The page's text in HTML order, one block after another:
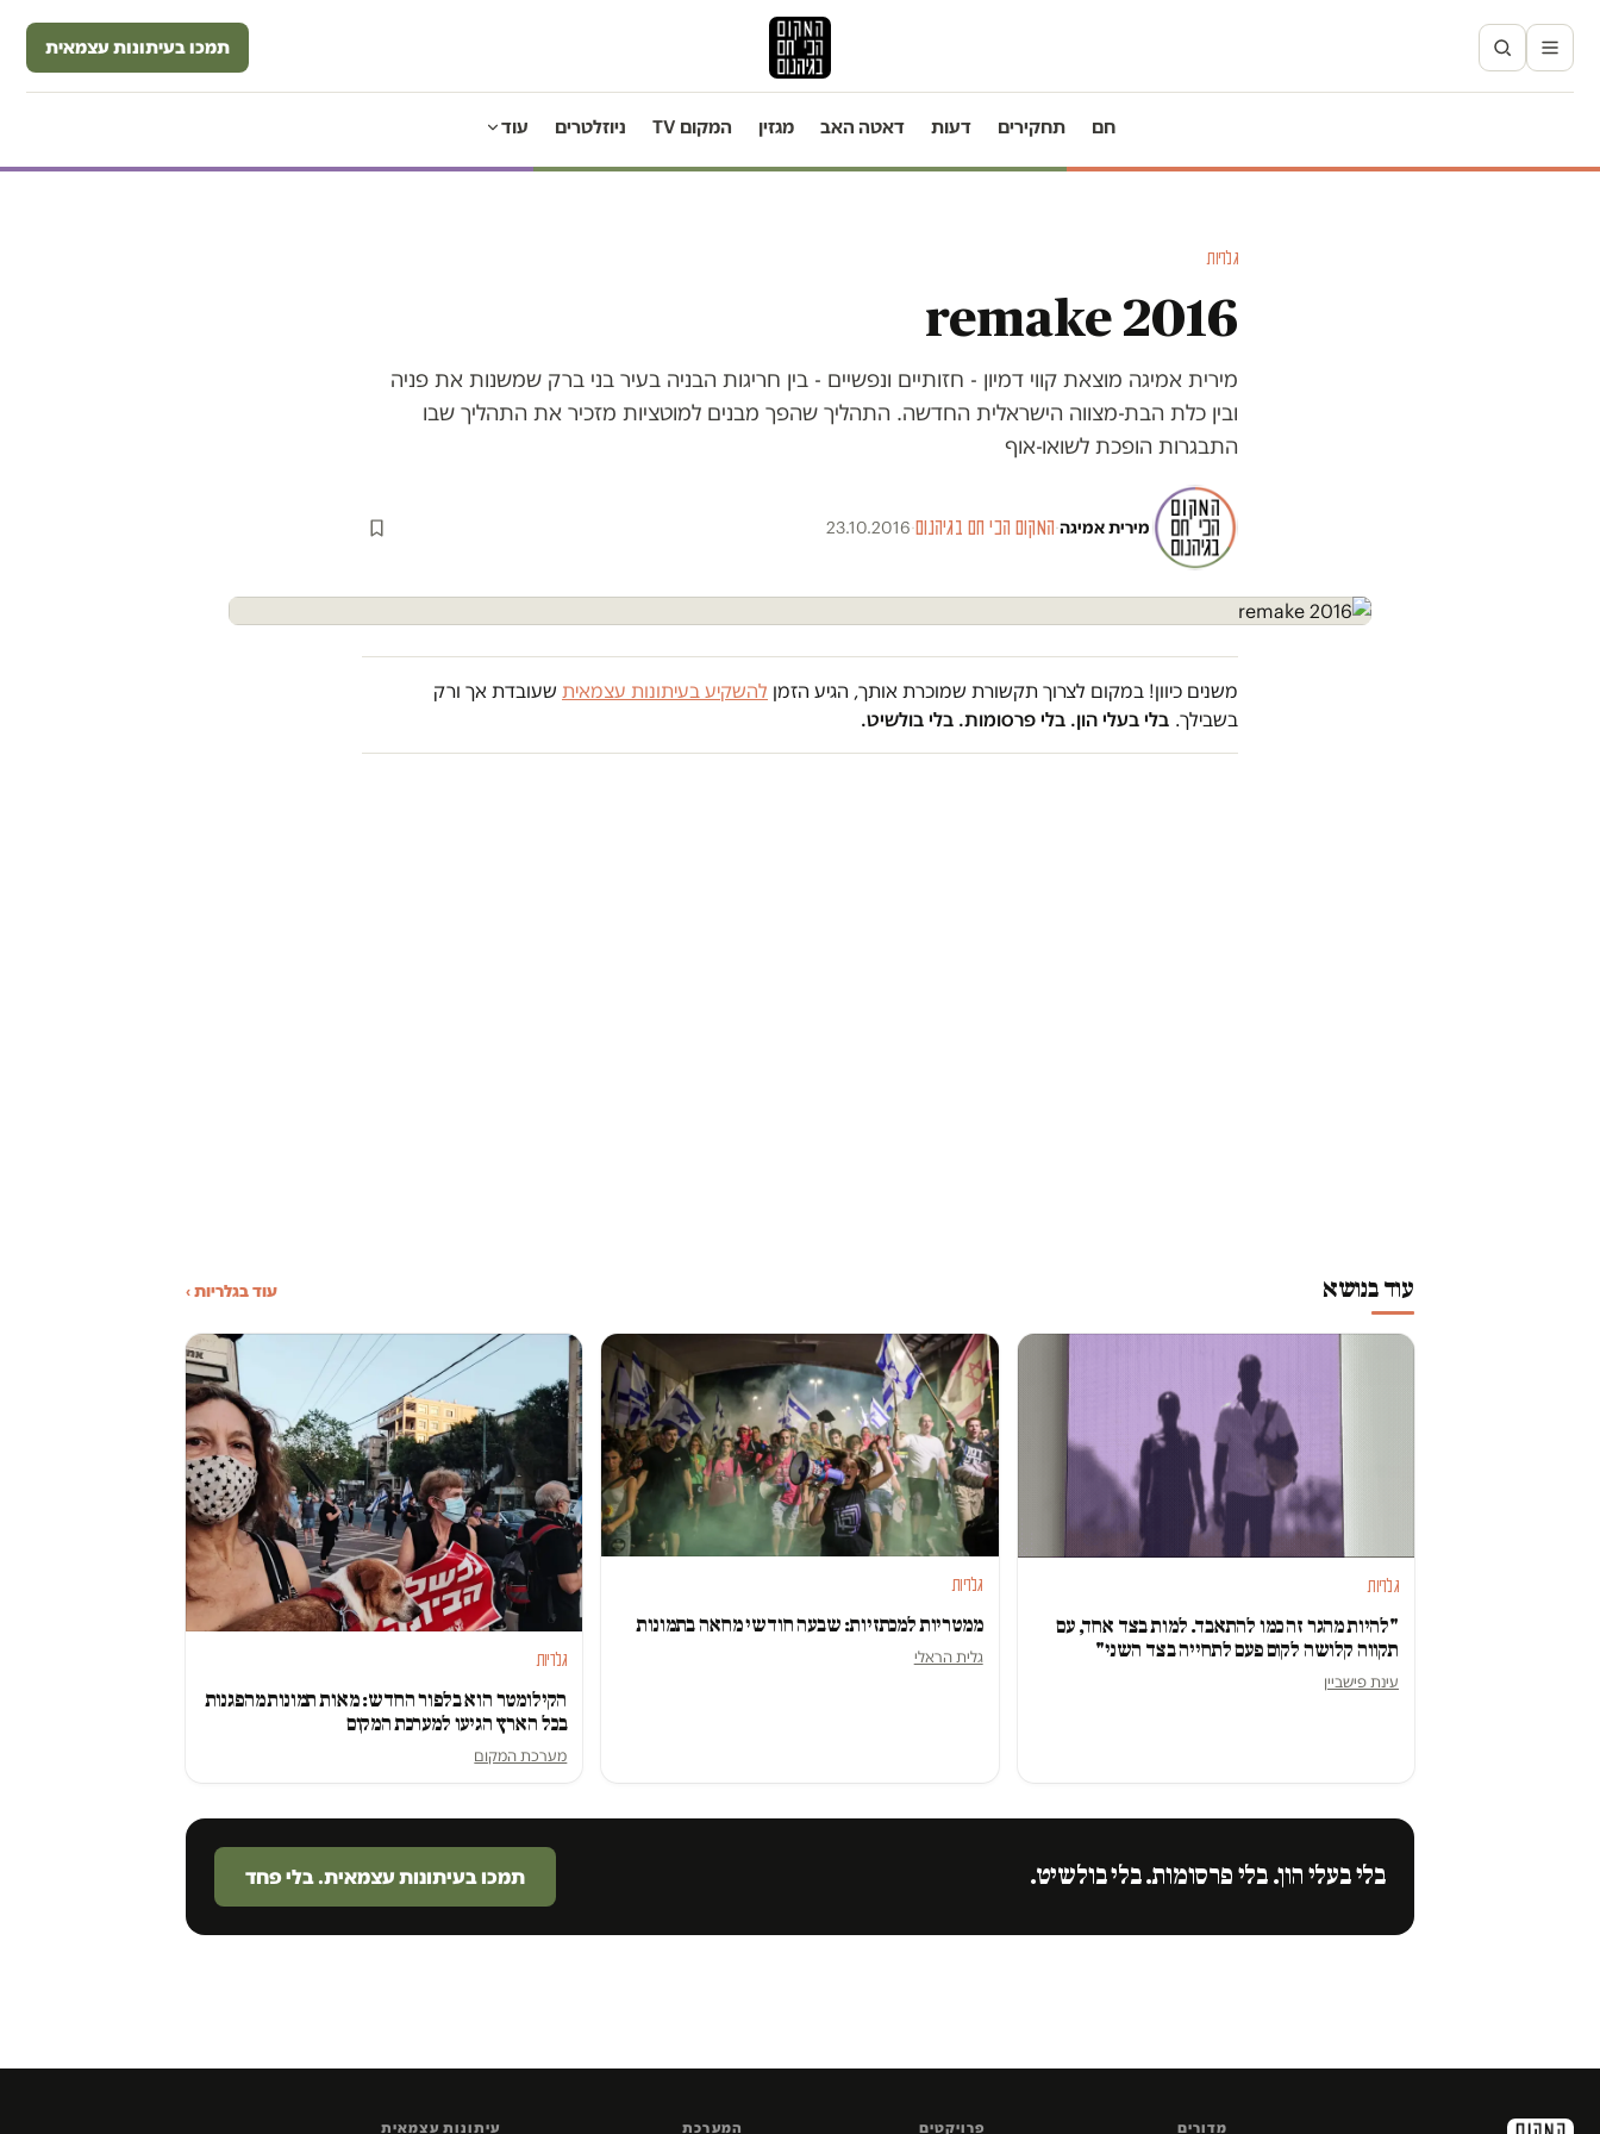
תמכו בעיתונות עצמאית
חם תחקירים דעות דאטה האב מגזין המקום TV ניוזלטרים עוד
גלריות
remake 2016
מירית אמיגה מוצאת קווי דמיון - חזותיים ונפשיים - בין חריגות הבניה בעיר בני ברק שמשנות את פניה
ובין כלת הבת-מצווה הישראלית החדשה. התהליך שהפך מבנים למוטציות מזכיר את התהליך שבו
התבגרות הופכת לשואו-אוף
מירית אמיגה·המקום הכי חם בגיהנום·
23.10.2016
משנים כיוון! במקום לצרוך תקשורת שמוכרת אותך, הגיע הזמן להשקיע בעיתונות עצמאית שעובדת אך ורק
בשבילך. בלי בעלי הון. בלי פרסומות. בלי בולשיט.
עוד בנושא עוד בגלריות ›
גלריות
"להיות מהגר זה כמו להתאבד. למות בצד אחד, עם
תקווה קלושה לקום פעם לתחייה בצד השני"
עינת פישביין
גלריות
ממטריות למכתזיות: שבעה חודשי מחאה בתמונות
גלית הראלי גלריות
הקילומטר הוא בלפור החדש: מאות תמונות מהפגנות
בכל הארץ הגיעו למערכת המקום
מערכת המקום
בלי בעלי הון. בלי פרסומות. בלי בולשיט. תמכו בעיתונות עצמאית. בלי פחד
מדורים פרויקטים המערכת עיתונות עצמאית